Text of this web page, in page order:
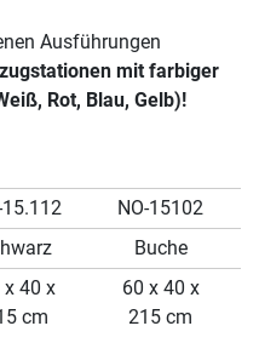
Ausführungen
mit farbiger
Rot, Blau, Gelb)!
15.112
NO-15102
Buche
x 40 x
cm
60 x 40 x
215 cm